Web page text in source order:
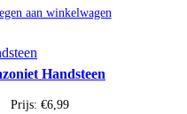
aan winkelwagen
Handsteen
Prijs: €6,99